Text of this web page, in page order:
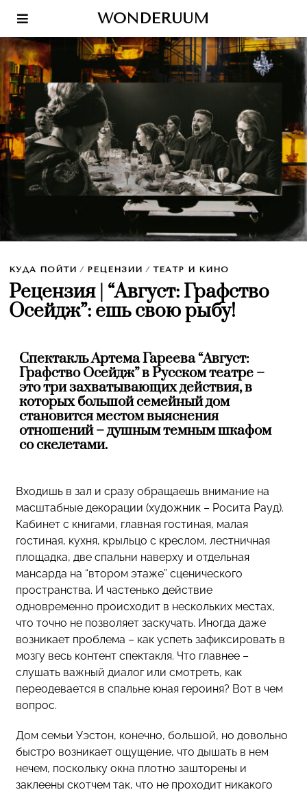
КУДА ПОЙТИ / РЕЦЕНЗИИ / ТЕАТР И КИНО
Рецензия | “Август: Графство
Осейдж”: ешь свою рыбу!
WONDERUUM
Спектакль Артема Гареева “Август:
Графство Осейдж” в Русском театре –
это три захватывающих действия, в
которых большой семейный дом
становится местом выяснения
отношений – душным темным шкафом
со скелетами.
Входишь в зал и сразу обращаешь внимание на
масштабные декорации (художник – Росита Рауд).
Кабинет с книгами, главная гостиная, малая
гостиная, кухня, крыльцо с креслом, лестничная
площадка, две спальни наверху и отдельная
мансарда на “втором этаже” сценического
пространства. И частенько действие
одновременно происходит в нескольких местах,
что точно не позволяет заскучать. Иногда даже
возникает проблема – как успеть зафиксировать в
мозгу весь контент спектакля. Что главнее –
слушать важный диалог или смотреть, как
переодевается в спальне юная героиня? Вот в чем
вопрос.
Дом семьи Уэстон, конечно, большой, но довольно
быстро возникает ощущение, что дышать в нем
нечем, поскольку окна плотно зашторены и
заклеены скотчем так, что не проходит никакого